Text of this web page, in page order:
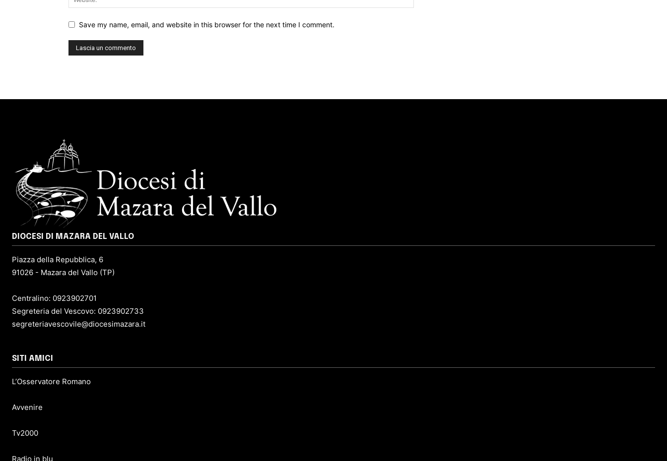
Save my name, email, and website in this browser for the next time I comment.
DIOCESI DI MAZARA DEL VALLO
Piazza della Repubblica, 6
91026 - Mazara del Vallo (TP)
Centralino: 0923902701
Segreteria del Vescovo: 0923902733
segreteriavescovile@diocesimazara.it
SITI AMICI
L’Osservatore Romano
Avvenire
Tv2000
Radio in blu